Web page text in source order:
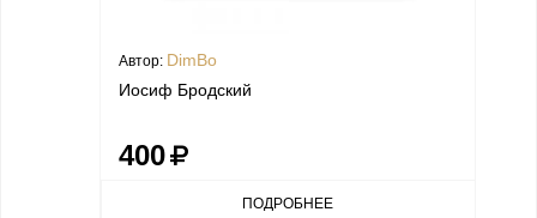
Автор: DimBo
Иосиф Бродский
400
ПОДРОБНЕЕ